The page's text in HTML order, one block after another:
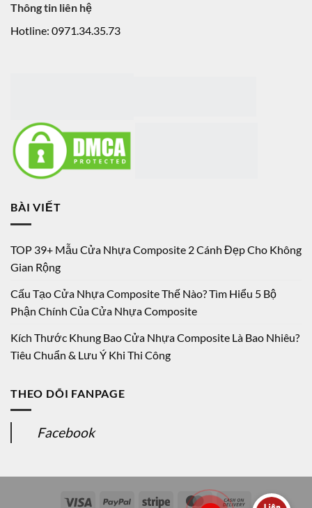
Thông tin liên hệ
Hotline: 0971.34.35.73
BÀI VIẾT
TOP 39+ Mẫu Cửa Nhựa Composite 2 Cánh Đẹp Cho Không
Gian Rộng
Cấu Tạo Cửa Nhựa Composite Thế Nào? Tìm Hiểu 5 Bộ
Phận Chính Của Cửa Nhựa Composite
Kích Thước Khung Bao Cửa Nhựa Composite Là Bao Nhiêu?
Tiêu Chuẩn & Lưu Ý Khi Thi Công
THEO DÕI FANPAGE
Facebook
Visa PayPal Stripe MasterCardCash